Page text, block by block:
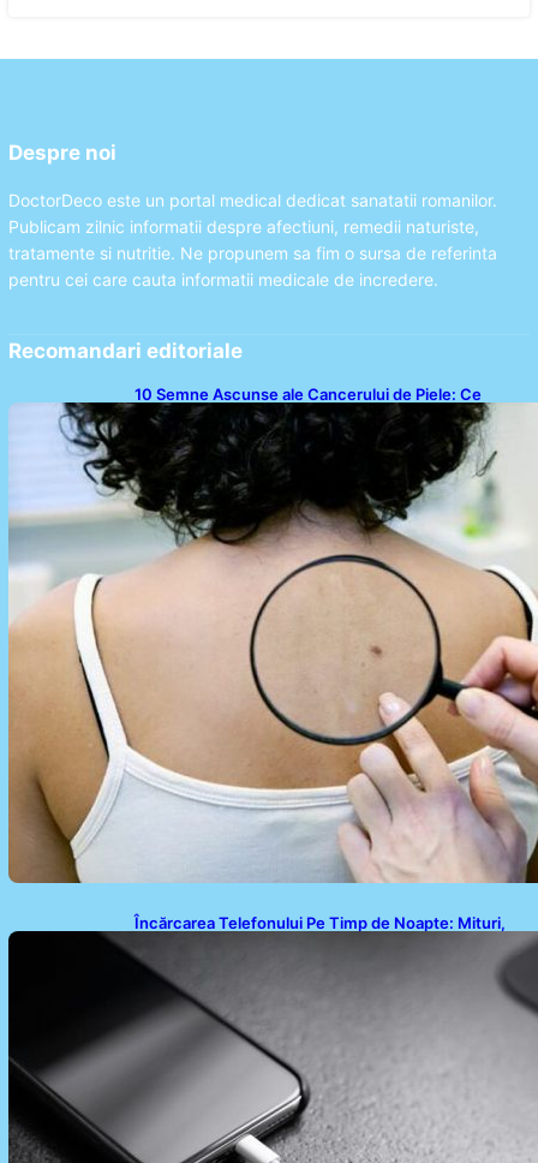
Despre noi
DoctorDeco este un portal medical dedicat sanatatii romanilor.
Publicam zilnic informatii despre afectiuni, remedii naturiste,
tratamente si nutritie. Ne propunem sa fim o sursa de referinta
pentru cei care cauta informatii medicale de incredere.
Recomandari editoriale
10 Semne Ascunse ale Cancerului de Piele: Ce
Trebuie să Știm pentru a Ne Proteja
Încărcarea Telefonului Pe Timp de Noapte: Mituri,